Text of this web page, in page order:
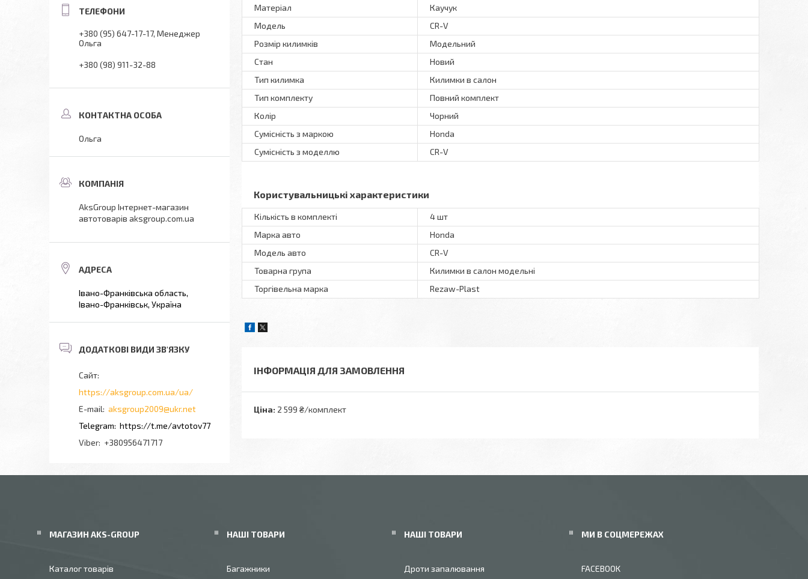
Матеріал
Каучук
Модель
CR-V
Розмір килимків
Модельний
Стан
Новий
Тип килимка
Килимки в салон
Тип комплекту
Повний комплект
Колір
Чорний
Сумісність з маркою
Honda
Сумісність з моделлю
CR-V
Користувальницькі характеристики
Кількість в комплекті
4 шт
Марка авто
Honda
Модель авто
CR-V
Товарна група
Килимки в салон модельні
Торгівельна марка
Rezaw-Plast
ІНФОРМАЦІЯ ДЛЯ ЗАМОВЛЕННЯ
Ціна: 2 599 ₴/комплект
+380 (95) 647-17-17 Менеджер
Ольга
+380 (98) 911-32-88
Ольга
AksGroup Інтернет-магазин
автотоварів aksgroup.com.ua
Івано-Франківська область,
Івано-Франківськ, Україна
https://aksgroup.com.ua/ua/
aksgroup2009@ukr.net
https://t.me/avtotov77
+380956471717
МАГАЗИН AKS-GROUP
Каталог товарів
НАШІ ТОВАРИ
Багажники
НАШІ ТОВАРИ
Дроти запалювання
МИ В СОЦМЕРЕЖАХ
FACEBOOK